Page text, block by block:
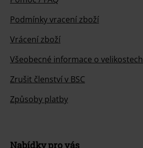
Podmínky vracení zboží
Vrácení zboží
Všeobecné informace o velikostech
Zrušit členství v BSC
Způsoby platby
Nabídky pro vás